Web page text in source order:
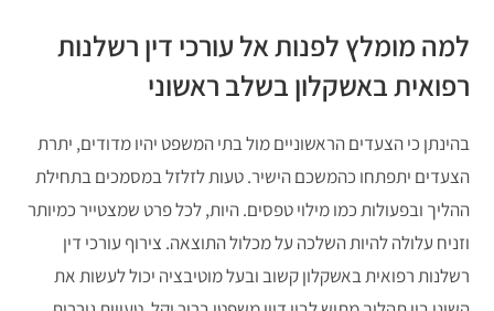
למה מומלץ לפנות אל עורכי דין רשלנות
רפואית באשקלון בשלב ראשוני
בהינתן כי הצעדים הראשוניים מול בתי המשפט יהיו מדודים, יתרת
הצעדים יתפתחו כהמשכם הישיר. טעות לזלזל במסמכים בתחילת
ההליך ובפעולות כמו מילוי טפסים. היות, לכל פרט שמצטייר כמיותר
וזניח עלולה להיות השלכה על מכלול התוצאה. צירוף עורכי דין
רשלנות רפואית באשקלון קשוב ובעל מוטיבציה יכול לעשות את